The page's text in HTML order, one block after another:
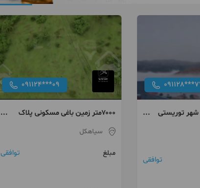
شهر توریستی
توافقی
091124***09
۷۰۰۰متر زمین باغی مسکونی پلاک
دوم از خیابان اصلی ویو جنگل
رودخونه مدارک کامل تهاتر
سیاهکل
مبلغ توافقی